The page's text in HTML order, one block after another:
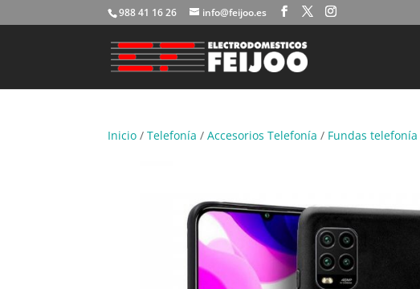
988 41 16 26 info@feijoo.es
Inicio /Telefonía /Accesorios Telefonía / Fundas telefonía